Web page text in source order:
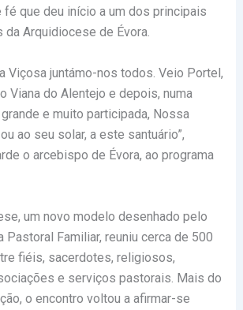
que deu início a um dos principais
da Arquidiocese de Évora.
Viçosa juntámo-nos todos. Veio Portel,
Viana do Alentejo e depois, numa
e muito participada, Nossa
ao seu solar, a este santuário”,
o arcebispo de Évora, ao programa
um novo modelo desenhado pelo
Pastoral Familiar, reuniu cerca de 500
fiéis, sacerdotes, religiosos,
e serviços pastorais. Mais do
o encontro voltou a afirmar-se